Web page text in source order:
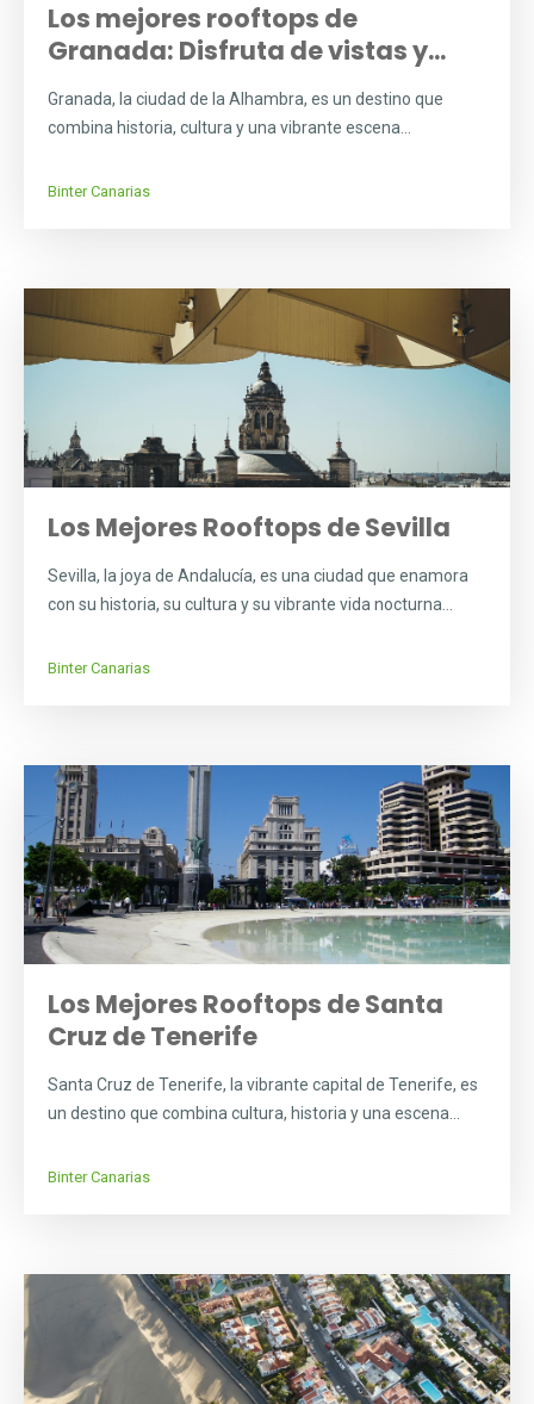
Los mejores rooftops de
Granada: Disfruta de vistas y...
Granada, la ciudad de la Alhambra, es un destino que
combina historia, cultura y una vibrante escena...
Binter Canarias
Los Mejores Rooftops de Sevilla
Sevilla, la joya de Andalucía, es una ciudad que enamora
con su historia, su cultura y su vibrante vida nocturna...
Binter Canarias
Los Mejores Rooftops de Santa
Cruz de Tenerife
Santa Cruz de Tenerife, la vibrante capital de Tenerife, es
un destino que combina cultura, historia y una escena...
Binter Canarias